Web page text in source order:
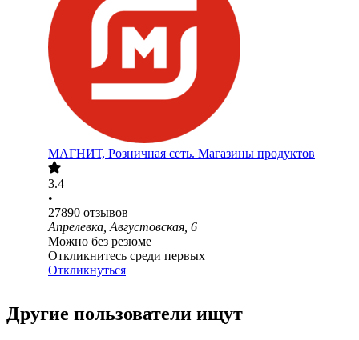
МАГНИТ, Розничная сеть. Магазины продуктов
3.4
•
27890 отзывов
Апрелевка, Августовская, 6
Можно без резюме
Откликнитесь среди первых
Откликнуться
Другие пользователи ищут